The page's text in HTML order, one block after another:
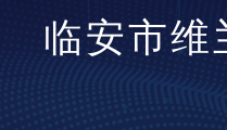
临安市维